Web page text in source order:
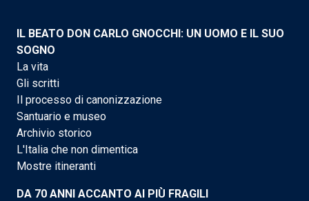
IL BEATO DON CARLO GNOCCHI: UN UOMO E IL SUO
SOGNO
La vita
Gli scritti
Il processo di canonizzazione
Santuario e museo
Archivio storico
L'Italia che non dimentica
Mostre itineranti
DA 70 ANNI ACCANTO AI PIÙ FRAGILI